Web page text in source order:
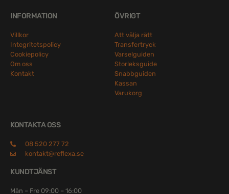
INFORMATION
Villkor
Integritetspolicy
Cookiepolicy
Om oss
Kontakt
ÖVRIGT
Att välja rätt
Transfertryck
Varselguiden
Storleksguide
Snabbguiden
Kassan
Varukorg
KONTAKTA OSS
08 520 277 72
kontakt@reflexa.se
KUNDTJÄNST
Mån – Fre 09:00 – 16:00